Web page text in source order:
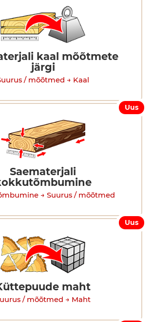
kaal mõõtmete
järgi
/ mõõtmed → Kaal
Uus
Saematerjali
→ Suurus / mõõtmed
Uus
maht
/ mõõtmed → Maht